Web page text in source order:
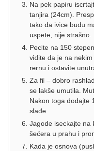
Na pek papiru
tanjira (24cm).
tako da ivice budu
uspete, nije strašno.
Pecite na 150
vidite da je na
rernu i ostavite
Za fil – dobro
se lakše umutila.
Nakon toga dodajte
slađe.
Jagode iseckajte na
šećera u prahu i
Kada je osnova